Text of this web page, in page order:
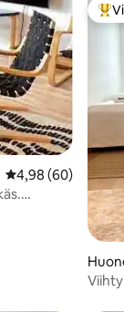
Keskimääräinen
4,98 (60)